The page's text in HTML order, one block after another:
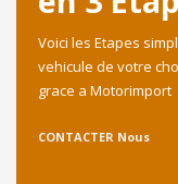
Voici les Etapes
vehicule de votre
grace a Motorimport
CONTACTER Nous